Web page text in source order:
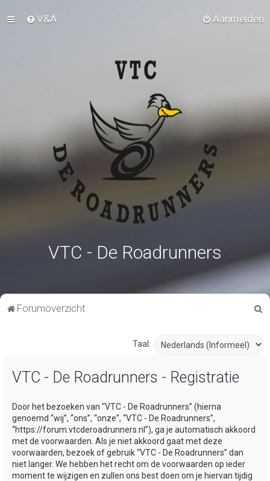
V&A Aanmelden
VTC - De Roadrunners
Forumoverzicht
Taal:
VTC - De Roadrunners - Registratie
Door het bezoeken van “VTC - De Roadrunners” (hierna
genoemd “wij”, “ons”, “onze”, “VTC - De Roadrunners”,
“https://forum.vtcderoadrunners.nl”), ga je automatisch akkoord
met de voorwaarden. Als je niet akkoord gaat met deze
voorwaarden, bezoek of gebruik “VTC - De Roadrunners” dan
niet langer. We hebben het recht om de voorwaarden op ieder
moment te wijzigen en zullen ons best doen om je hiervan tijdig